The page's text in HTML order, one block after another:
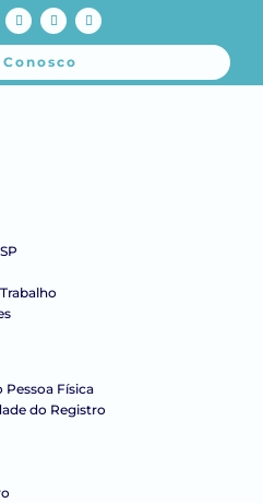
Pessoa Física
do Registro